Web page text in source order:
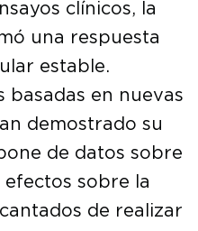
clínicos, la
una respuesta
estable.
basadas en nuevas
demostrado su
de datos sobre
sobre la
de realizar